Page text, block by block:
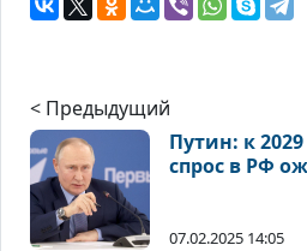
< Предыдущий
Путин: к
спрос в РФ
07.02.2025 14:05